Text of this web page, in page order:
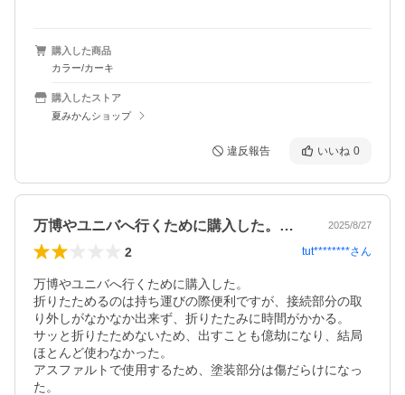
購入した商品
カラー/カーキ
購入したストア
夏みかんショップ
違反報告 いいね 0
万博やユニバへ行くために購入した。折り… 2025/8/27
2 tut********さん
万博やユニバへ行くために購入した。
折りたためるのは持ち運びの際便利ですが、接続部分の取
り外しがなかなか出来ず、折りたたみに時間がかかる。
サッと折りたためないため、出すことも億劫になり、結局
ほとんど使わなかった。
アスファルトで使用するため、塗装部分は傷だらけになっ
た。